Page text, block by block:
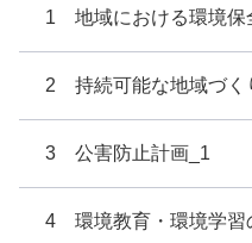
1 地域における環境保
2 持続可能な地域づく
3 公害防止計画_1
4 環境教育・環境学習